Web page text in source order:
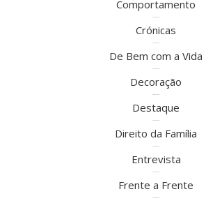
Comportamento
Crónicas
De Bem com a Vida
Decoração
Destaque
Direito da Família
Entrevista
Frente a Frente